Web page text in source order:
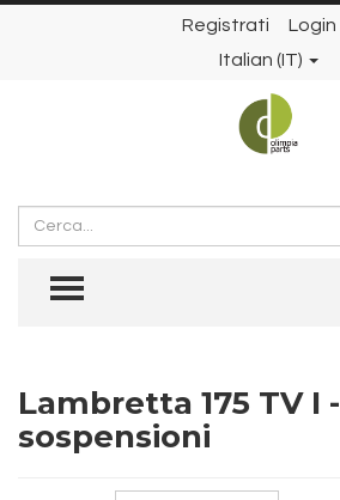
Registrati
Login
Italian (IT)
Cerca
TOGGLE MENU
Lambretta 175 TV I -
sospensioni